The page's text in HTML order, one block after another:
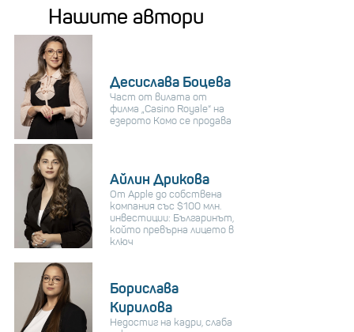
Нашите автори
Десислава Боцева
Част от вилата от
филма „Casino Royale“ на
езерото Комо се продава
Айлин Дрикова
От Apple до собствена
компания със $100 млн.
инвестиции: Българинът,
който превърна лицето в
ключ
Борислава
Кирилова
Недостиг на кадри, слаба